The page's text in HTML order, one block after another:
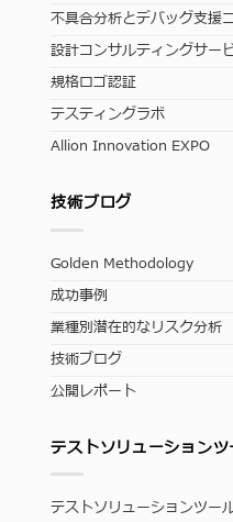
不具合分析とデバッグ支援
設計コンサルティングサー
規格ロゴ認証
テスティングラボ
Allion Innovation EXPO
技術ブログ
Golden Methodology
成功事例
業種別潜在的なリスク分析
技術ブログ
公開レポート
テストソリューション
テストソリューションツー